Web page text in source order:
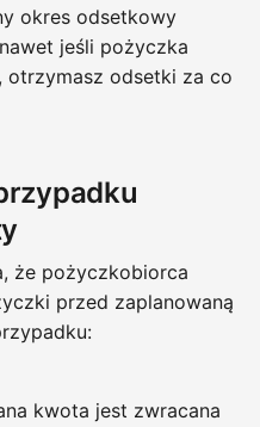
okres odsetkowy
jeśli pożyczka
otrzymasz odsetki za co
że pożyczkobiorca
przed zaplanowaną
kwota jest zwracana